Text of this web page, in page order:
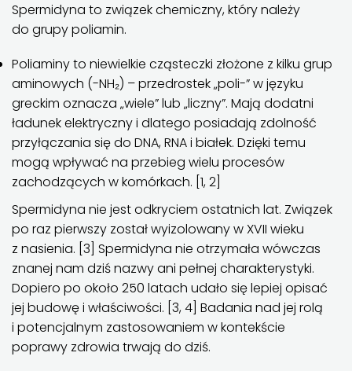
Spermidyna to związek chemiczny, który należy
do grupy poliamin.
Poliaminy to niewielkie cząsteczki złożone z kilku grup
aminowych (-NH₂) – przedrostek „poli-” w języku
greckim oznacza „wiele” lub „liczny”. Mają dodatni
ładunek elektryczny i dlatego posiadają zdolność
przyłączania się do DNA, RNA i białek. Dzięki temu
mogą wpływać na przebieg wielu procesów
zachodzących w komórkach. [1, 2]
Spermidyna nie jest odkryciem ostatnich lat. Związek
po raz pierwszy został wyizolowany w XVII wieku
z nasienia. [3] Spermidyna nie otrzymała wówczas
znanej nam dziś nazwy ani pełnej charakterystyki.
Dopiero po około 250 latach udało się lepiej opisać
jej budowę i właściwości. [3, 4] Badania nad jej rolą
i potencjalnym zastosowaniem w kontekście
poprawy zdrowia trwają do dziś.